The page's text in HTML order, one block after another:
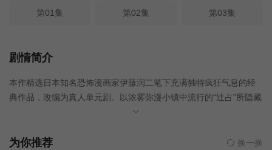
第01集 第02集 第03集
剧情简介
本作精选日本知名恐怖漫画家伊藤润二笔下充满独特疯狂气息的经
典作品，改编为真人单元剧。以浓雾弥漫小镇中流行的“辻占”所隐藏
的恐惧与执念为主轴，收录《死者的恋爱烦恼》《幻痛宅邸》《肋
片》《笔友》《押切异谈》《地缚者》《富夫·红高领》《缓慢的离
为你推荐 换一换